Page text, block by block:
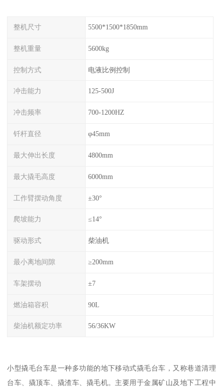
整机尺寸 5500*1500*1850mm
整机重量 5600kg
控制方式 电液比例控制
冲击能力 125-500J
冲击频率 700-1200HZ
钎杆直径 φ45mm
最大伸出长度 4800mm
最大撬毛高度 6000mm
工作臂摆动角度 ±30°
爬坡能力 ≤14°
驱动形式 柴油机
最小离地间隙 ≥200mm
车架摆动 ±7
燃油箱容积 90L
柴油机额定功率 56/36KW
小型撬毛台车是一种多功能的地下移动式撬毛台车，又称巷道清理
台车、撬顶车、撬渣车、撬毛机。主要用于金属矿山及地下工程中